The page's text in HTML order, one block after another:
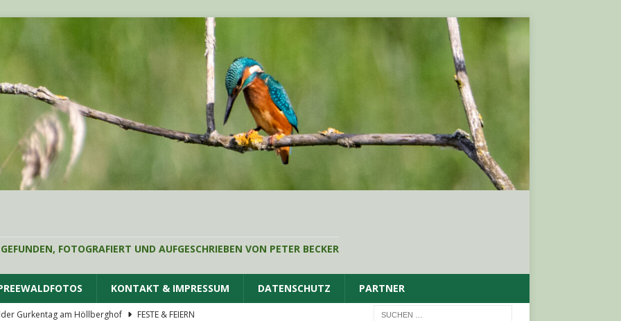
FOTOGRAFIERT UND AUFGESCHRIEBEN VON PETER BECKER
KONTAKT & IMPRESSUM DATENSCHUTZ PARTNER
Gurkentag am Höllberghof
FESTE & FEIERN